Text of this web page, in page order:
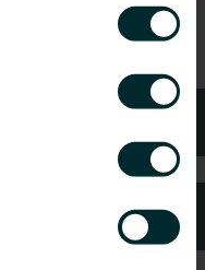
sind, treffen
uns gerne um Ihr